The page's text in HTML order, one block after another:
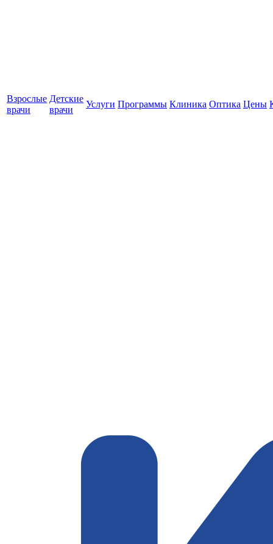
Взрослые
врачи
Детские
врачи
Услуги Программы Клиника Оптика Цены